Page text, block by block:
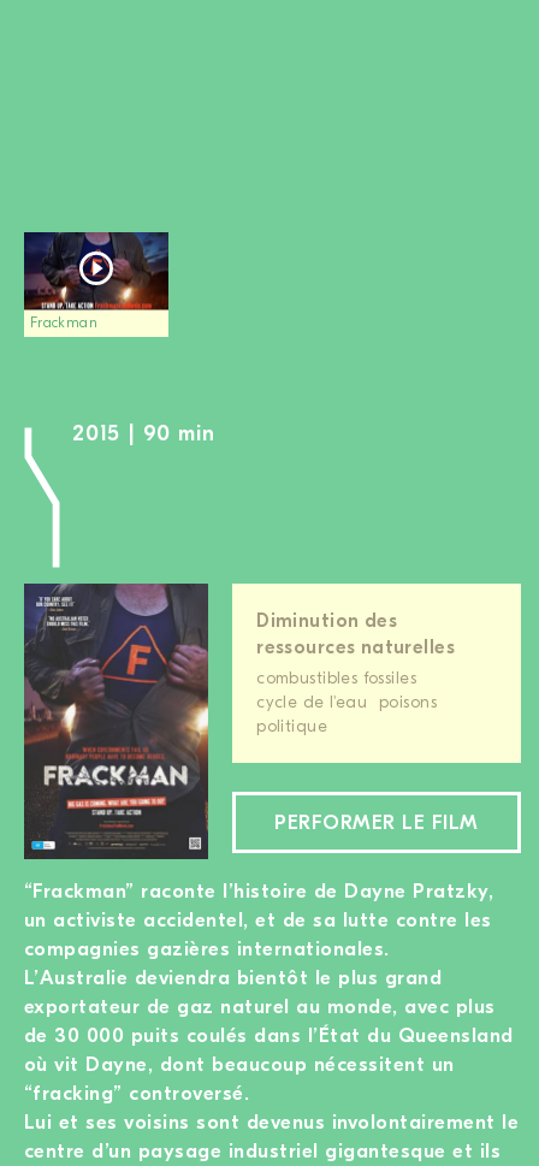
Frackman
2015 | 90 min
Diminution des
ressources naturelles
combustibles fossiles
cycle de l'eau
poisons
politique
PERFORMER LE FILM
“Frackman” raconte l’histoire de Dayne Pratzky,
un activiste accidentel, et de sa lutte contre les
compagnies gazières internationales.
L’Australie deviendra bientôt le plus grand
exportateur de gaz naturel au monde, avec plus
de 30 000 puits coulés dans l’État du Queensland
où vit Dayne, dont beaucoup nécessitent un
“fracking” controversé.
Lui et ses voisins sont devenus involontairement le
centre d’un paysage industriel gigantesque et ils
Médias
Kits de film
Login